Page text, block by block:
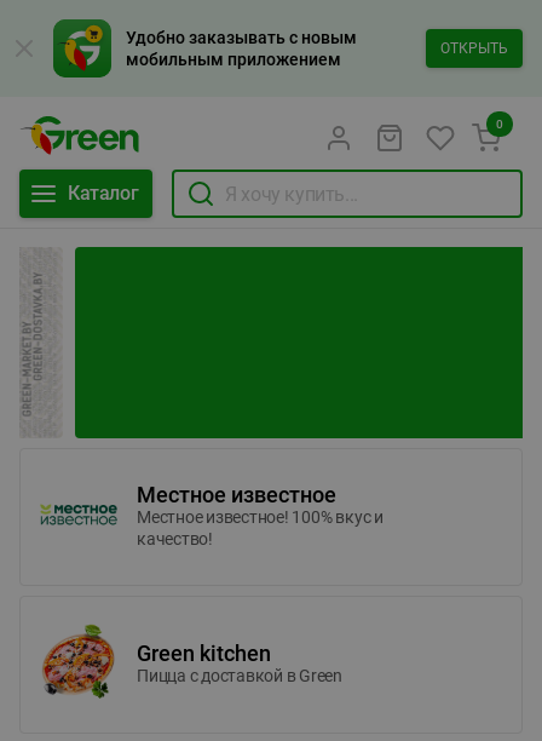
Удобно заказывать с новым
мобильным приложением
ОТКРЫТЬ
Каталог
0
Местное известное
Местное известное! 100% вкус и
качество!
Green kitchen
Пицца c доставкой в Green